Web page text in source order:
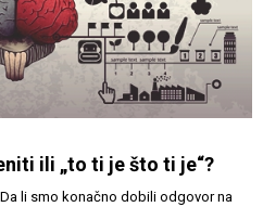
ili „to ti je što ti je“?
li smo konačno dobili odgovor na